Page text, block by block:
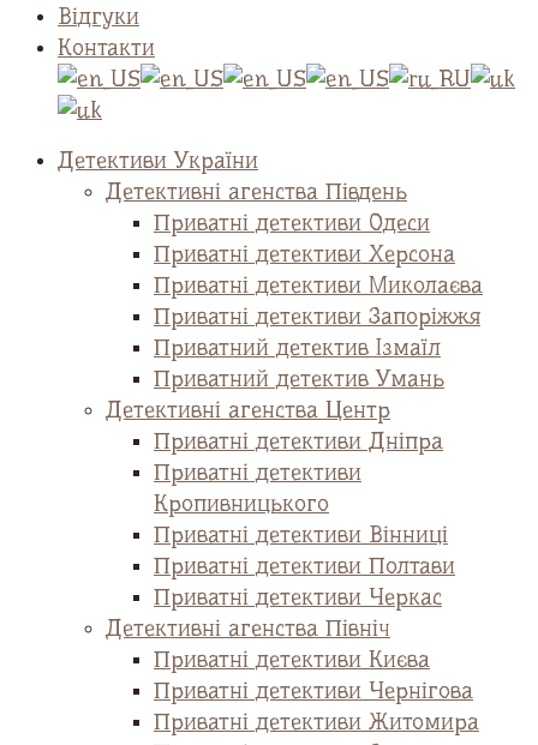
Відгуки
Контакти
Детективи України
Детективні агенства Південь
Приватні детективи Одеси
Приватні детективи Херсона
Приватні детективи Миколаєва
Приватні детективи Запоріжжя
Приватний детектив Ізмаїл
Приватний детектив Умань
Детективні агенства Центр
Приватні детективи Дніпра
Приватні детективи
Кропивницького
Приватні детективи Вінниці
Приватні детективи Полтави
Приватні детективи Черкас
Детективні агенства Північ
Приватні детективи Києва
Приватні детективи Чернігова
Приватні детективи Житомира